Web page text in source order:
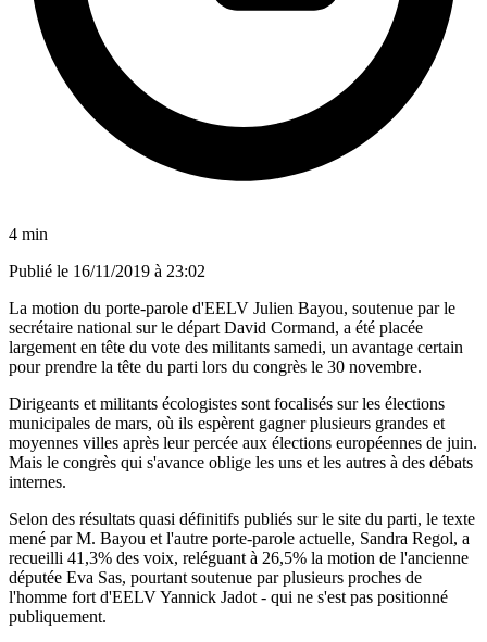
4 min
Publié le 16/11/2019 à 23:02
La motion du porte-parole d'EELV Julien Bayou, soutenue par le
secrétaire national sur le départ David Cormand, a été placée
largement en tête du vote des militants samedi, un avantage certain
pour prendre la tête du parti lors du congrès le 30 novembre.
Dirigeants et militants écologistes sont focalisés sur les élections
municipales de mars, où ils espèrent gagner plusieurs grandes et
moyennes villes après leur percée aux élections européennes de juin.
Mais le congrès qui s'avance oblige les uns et les autres à des débats
internes.
Selon des résultats quasi définitifs publiés sur le site du parti, le texte
mené par M. Bayou et l'autre porte-parole actuelle, Sandra Regol, a
recueilli 41,3% des voix, reléguant à 26,5% la motion de l'ancienne
députée Eva Sas, pourtant soutenue par plusieurs proches de
l'homme fort d'EELV Yannick Jadot - qui ne s'est pas positionné
publiquement.